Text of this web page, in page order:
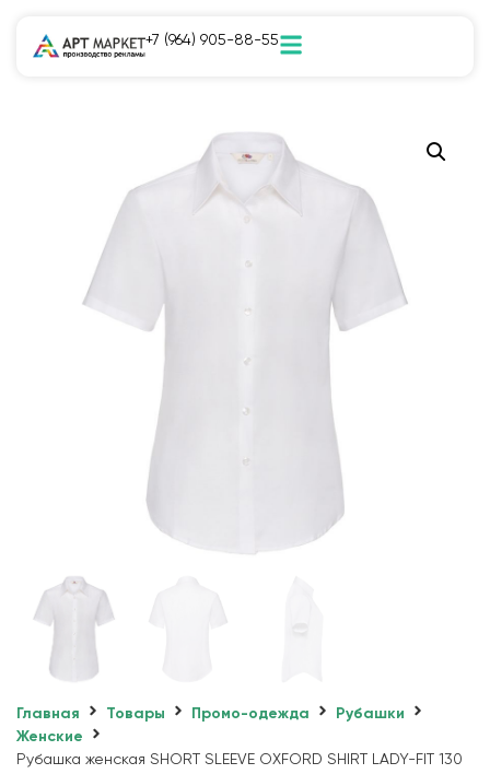
+7 (964) 905-88-55
Главная Товары Промо-одежда
Рубашки
Женские
Рубашка женская SHORT SLEEVE OXFORD SHIRT LADY-FIT 130